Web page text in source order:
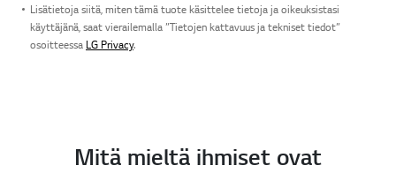
Lisätietoja siitä, miten tämä tuote käsittelee tietoja ja oikeuksistasi
käyttäjänä, saat vierailemalla ”Tietojen kattavuus ja tekniset tiedot”
osoitteessa LG Privacy.
Mitä mieltä ihmiset ovat